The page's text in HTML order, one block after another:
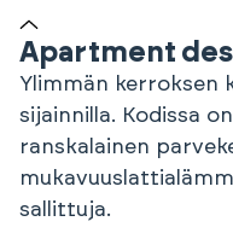
Apartment
Ylimmän kerroksen
sijainnilla. Kodissa
ranskalainen
sallittuja.